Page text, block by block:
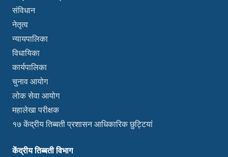
संविधान
नेतृत्व
न्यायपालिका
विधायिका
कार्यपालिका
चुनाव आयोग
लोक सेवा आयोग
महालेखा परीक्षक
१७ केंद्रीय तिब्बती प्रशासन आधिकारिक छुट्टियां
केंद्रीय तिब्बती विभाग